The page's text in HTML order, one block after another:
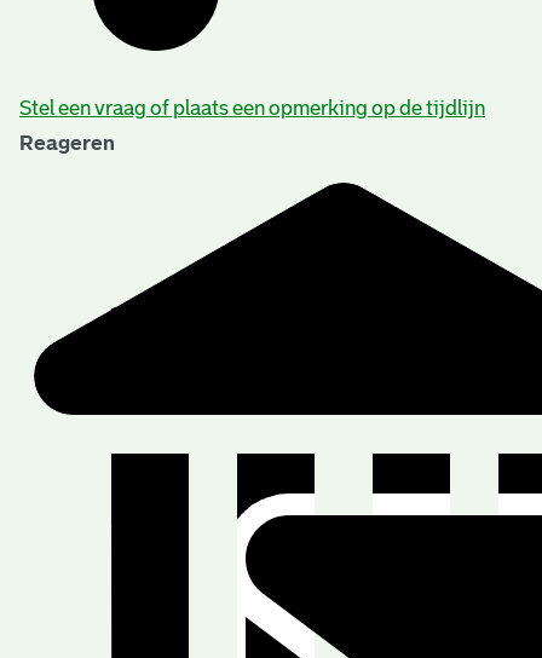
Stel een vraag of plaats een opmerking op de tijdlijn
Reageren